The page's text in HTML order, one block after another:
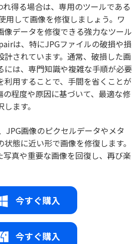
得る場合は、専用のツールである
用して画像を修復しましょう。ワ
像データを修復できる強力なツール
は、特にJPGファイルの破損や損
計されています。通常、破損した画
には、専門知識や複雑な手順が必要
利用することで、手間を省くことが
の程度や原因に基づいて、最適な修
ます。
JPG画像のピクセルデータやメタ
態に近い形で画像を修復します。
写真や重要な画像を回復し、再び楽
今すぐ購入
今すぐ購入